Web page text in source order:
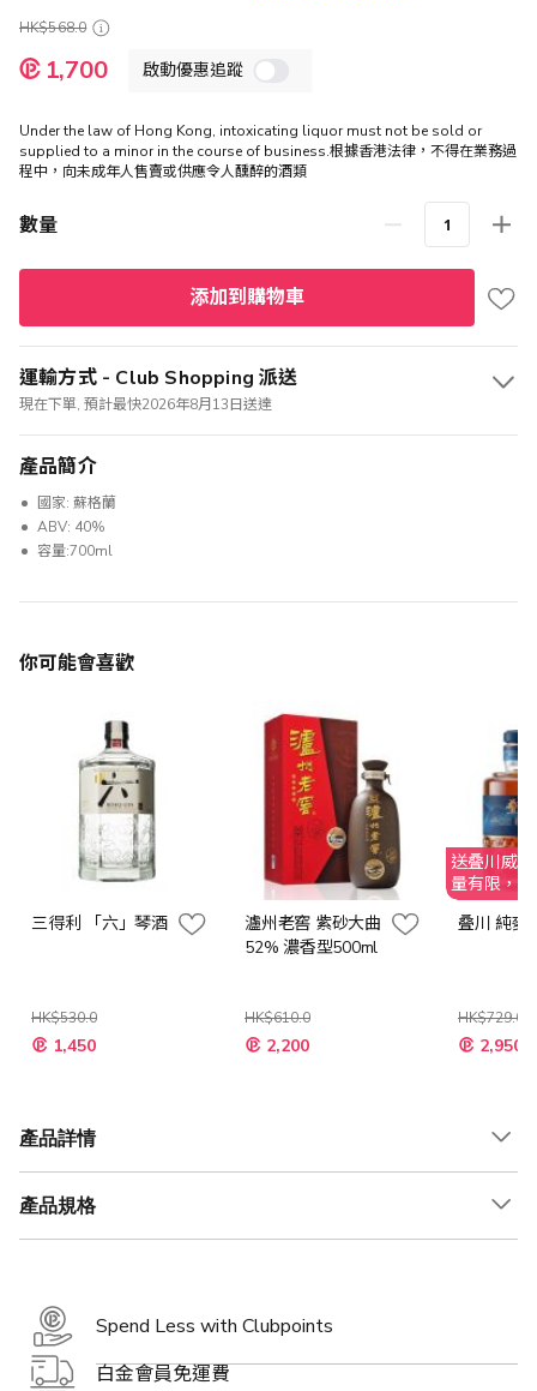
HK$568.0
特
殊
啟動優惠追蹤
1,700
Under the law of Hong Kong, intoxicating liquor must not be sold or
supplied to a minor in the course of business.根據香港法律，不得在業務過
程中，向未成年人售賣或供應令人醺醉的酒類
數量
添加到購物車
運輸方式 - Club Shopping 派送
現在下單, 預計最快2026年8月13日送達
產品簡介
國家: 蘇格蘭
ABV: 40%
容量:700ml
你可能會喜歡
三得利 「六」琴酒
HK$530.0
特 1,450
瀘州老窖 紫砂大曲
52% 濃香型500ml
HK$610.0
特 2,200
送叠川威
量有限，
叠川 純麥
HK$729.0
特 2,950
產品詳情
產品規格
Spend Less with Clubpoints
白金會員免運費